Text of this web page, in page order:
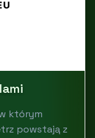
którym
powstają z